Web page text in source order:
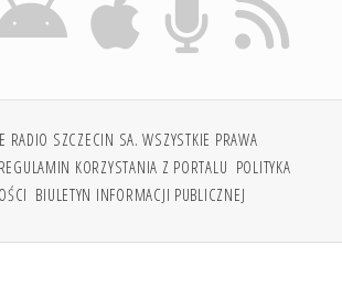
SZCZECIN SA. WSZYSTKIE PRAWA
REGULAMIN KORZYSTANIA Z PORTALU POLITYKA
BIULETYN INFORMACJI PUBLICZNEJ